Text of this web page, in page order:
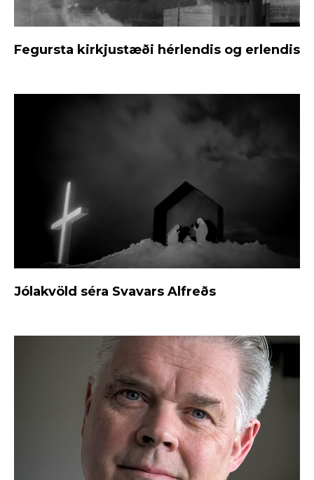
Fegursta kirkjustæði hérlendis og erlendis
Jólakvöld séra Svavars Alfreðs